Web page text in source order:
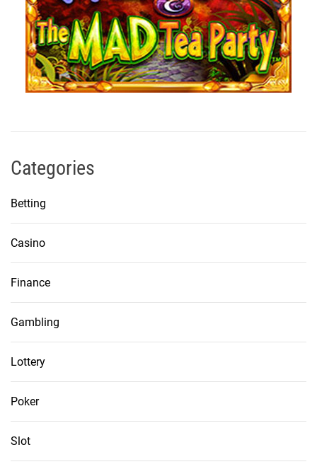
Categories
Betting
Casino
Finance
Gambling
Lottery
Poker
Slot